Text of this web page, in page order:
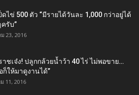
ดไข่ 500 ตัว “มีรายได้วันละ 1,000 กว่าอยู่ได้
รับ”
23, 2016
ชเจ๋ง! ปลูกกล้วยน้ำว้า 40 ไร่ ไม่พอขาย…
ก็ให้มาดูงานได้”‬
11, 2016